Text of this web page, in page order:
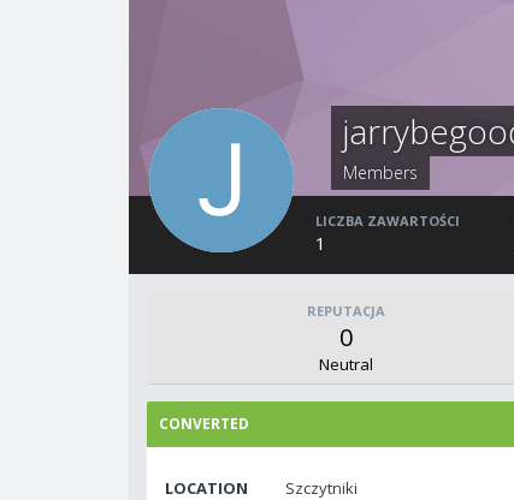
Members
LICZBA ZAWARTOŚCI
1
REPUTACJA
0
Neutral
CONVERTED
LOCATION Szczytniki